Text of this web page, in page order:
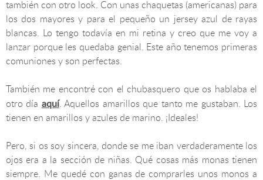
también con otro look. Con unas chaquetas (americanas) para
los dos mayores y para el pequeño un jersey azul de rayas
blancas. Lo tengo todavía en mi retina y creo que me voy a
lanzar porque les quedaba genial. Este año tenemos primeras
comuniones y son perfectas.
También me encontré con el chubasquero que os hablaba el
otro día aquí. Aquellos amarillos que tanto me gustaban. Los
tienen en amarillos y azules de marino. ¡Ideales!
Pero, si os soy sincera, donde se me iban verdaderamente los
ojos era a la sección de niñas. Qué cosas más monas tienen
siempre. Me quedé con ganas de comprarles unos monos a